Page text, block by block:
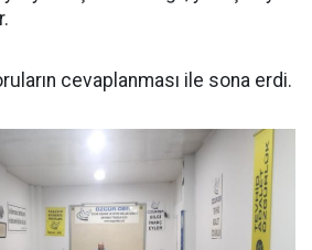
cevaplanması ile sona erdi.